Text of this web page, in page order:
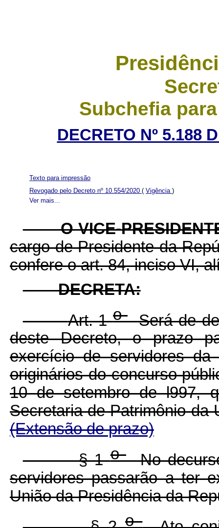
Subchefia
DECRETO Nº 5.188
Ver mais...
Texto para impressão
Revogado pelo Decreto nº 10.554/2020 ( Vigência )
O VICE-
cargo de Presidente da
confere o art. 84, inciso VI,
DECRETA:
Art. 1oSerá de
deste Decreto, o prazo
exercício de servidores
originários do concurso
10 de setembro de l997,
Secretaria de Patrimônio
(Extensão de prazo)
§ 1oNo
servidores passarão a ter
União da Presidência da
o